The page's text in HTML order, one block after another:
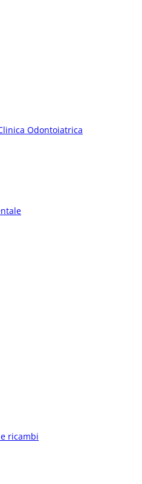
Odontoiatrica
ricambi